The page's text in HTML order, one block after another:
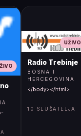
UŽIVO
Radio Trebinje
BOSNA I
HERCEGOVINA
</body></html>
10 SLUŠATELJA